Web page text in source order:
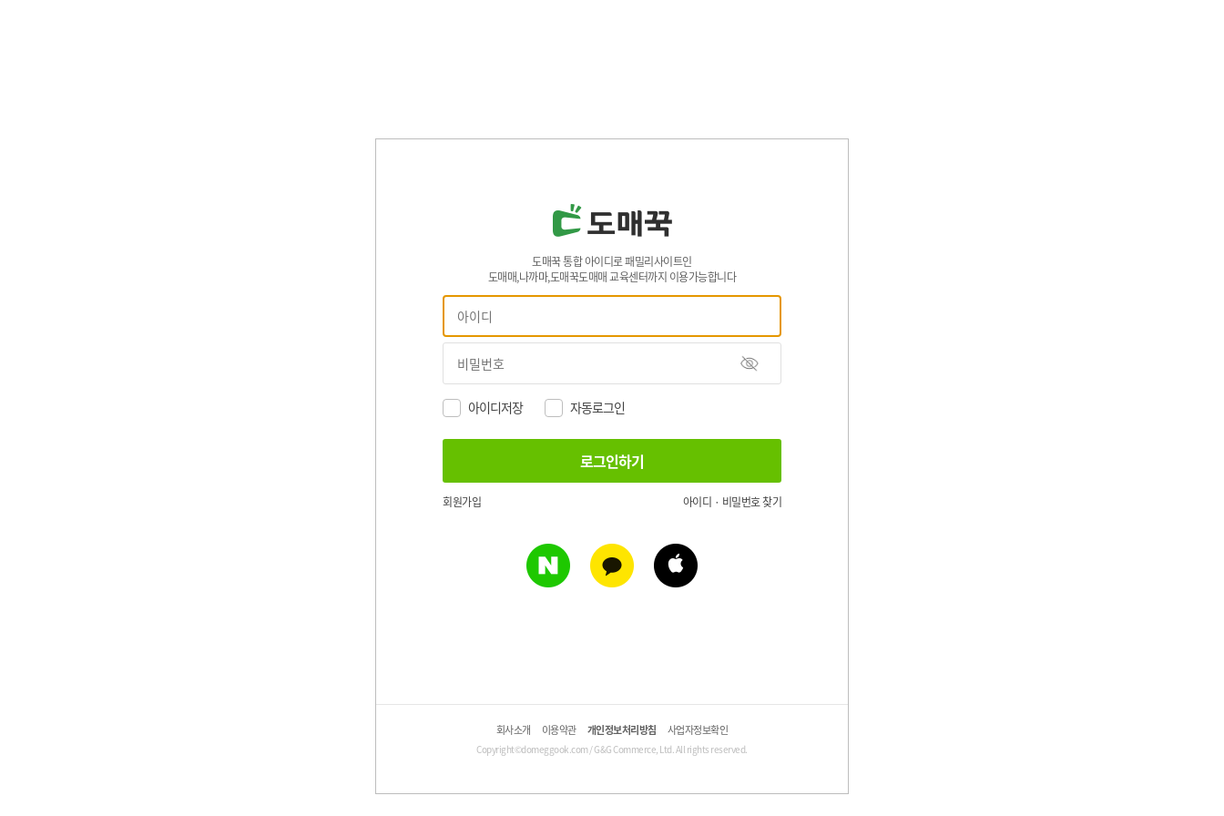
도매꾹 통합 아이디로 패밀리사이트인
도매매,나까마,도매꾹도매매 교육센터까지 이용가능합니다
아이디저장 자동로그인
회원가입 아이디 · 비밀번호 찾기
회사소개 이용약관 개인정보처리방침 사업자정보확인
Copyright©domeggook.com / G&G Commerce, Ltd. All rights reserved.